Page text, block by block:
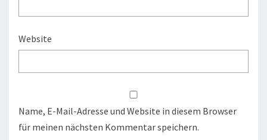
Website
Name, E-Mail-Adresse und Website in diesem Browser
für meinen nächsten Kommentar speichern.